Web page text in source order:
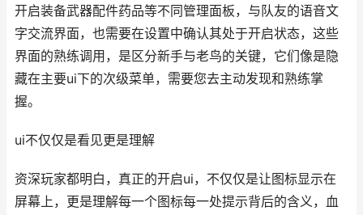
开启装备武器配件药品等不同管理面板，与队友的语音文
字交流界面，也需要在设置中确认其处于开启状态，这些
界面的熟练调用，是区分新手与老鸟的关键，它们像是隐
藏在主要ui下的次级菜单，需要您去主动发现和熟练掌
握。
ui不仅仅是看见更是理解
资深玩家都明白，真正的开启ui，不仅仅是让图标显示在
屏幕上，更是理解每一个图标每一处提示背后的含义，血